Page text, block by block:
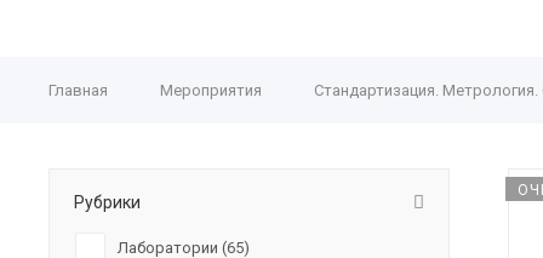
Главная Мероприятия Стандартизация.
Рубрики
Лаборатории (65)